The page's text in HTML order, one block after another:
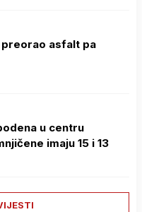
asfalt pa
u centru
imaju 15 i 13